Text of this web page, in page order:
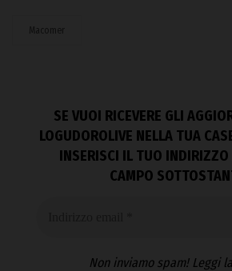
Macomer
SE VUOI RICEVERE GLI
LOGUDOROLIVE NELLA TUA
INSERISCI IL TUO
CAMPO
Non inviamo spam! Leggi